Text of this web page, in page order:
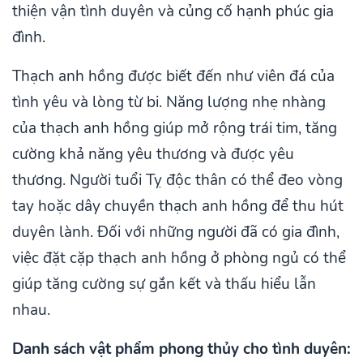
thiện vận tình duyên và củng cố hạnh phúc gia
đình.
Thạch anh hồng được biết đến như viên đá của
tình yêu và lòng từ bi. Năng lượng nhẹ nhàng
của thạch anh hồng giúp mở rộng trái tim, tăng
cường khả năng yêu thương và được yêu
thương. Người tuổi Tỵ độc thân có thể đeo vòng
tay hoặc dây chuyền thạch anh hồng để thu hút
duyên lành. Đối với những người đã có gia đình,
việc đặt cặp thạch anh hồng ở phòng ngủ có thể
giúp tăng cường sự gắn kết và thấu hiểu lẫn
nhau.
Danh sách vật phẩm phong thủy cho tình duyên: